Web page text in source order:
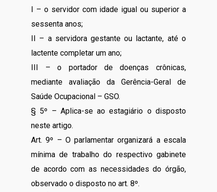
I – o servidor com idade igual ou superior a
sessenta anos;
II – a servidora gestante ou lactante, até o
lactente completar um ano;
III – o portador de doenças crônicas,
mediante avaliação da Gerência-Geral de
Saúde Ocupacional – GSO.
§ 5º – Aplica-se ao estagiário o disposto
neste artigo.
Art. 9º – O parlamentar organizará a escala
mínima de trabalho do respectivo gabinete
de acordo com as necessidades do órgão,
observado o disposto no art. 8º.